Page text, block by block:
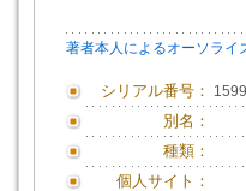
著者本人によるオーソライ
シリアル番号：
別名：
種類：
個人サイト：